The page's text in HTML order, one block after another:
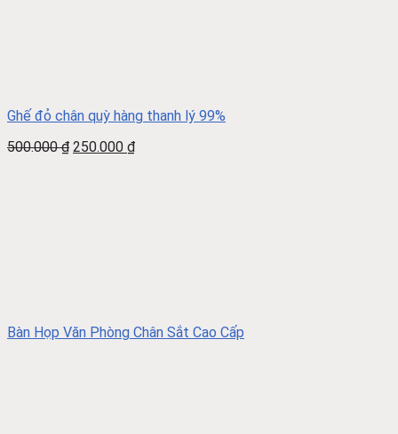
Ghế đỏ chân quỳ hàng thanh lý 99%
500.000₫ 250.000 ₫
Bàn Họp Văn Phòng Chân Sắt Cao Cấp